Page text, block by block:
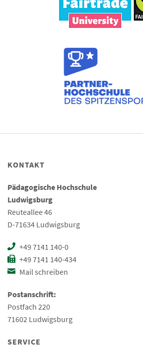
KONTAKT
Pädagogische Hochschule
Ludwigsburg
Reuteallee 46
D-71634 Ludwigsburg
+49 7141 140-0
+49 7141 140-434
Mail schreiben
Postanschrift:
Postfach 220
71602 Ludwigsburg
SERVICE